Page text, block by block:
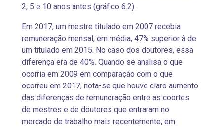
2, 5 e 10 anos antes (gráfico 6.2).
Em 2017, um mestre titulado em 2007 recebia
remuneração mensal, em média, 47% superior à de
um titulado em 2015. No caso dos doutores, essa
diferença era de 40%. Quando se analisa o que
ocorria em 2009 em comparação com o que
ocorreu em 2017, nota-se que houve claro aumento
das diferenças de remuneração entre as coortes
de mestres e de doutores que entraram no
mercado de trabalho mais recentemente, em